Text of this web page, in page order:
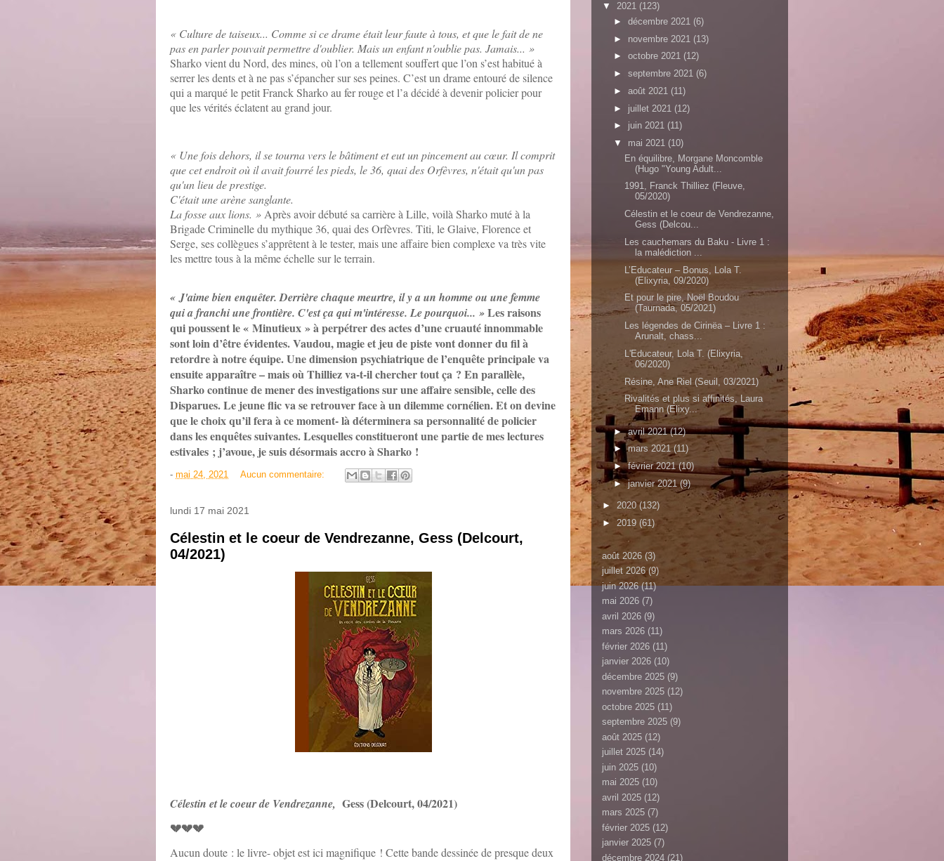
« Culture de taiseux... Comme si ce drame était leur faute à tous, et que le fait de ne
pas en parler pouvait permettre d'oublier. Mais un enfant n'oublie pas. Jamais... »
Sharko vient du Nord, des mines, où l’on a tellement souffert que l’on s’est habitué à
serrer les dents et à ne pas s’épancher sur ses peines. C’est un drame entouré de silence
qui a marqué le petit Franck Sharko au fer rouge et l’a décidé à devenir policier pour
que les vérités éclatent au grand jour.
« Une fois dehors, il se tourna vers le bâtiment et eut un pincement au cœur. Il comprit
que cet endroit où il avait fourré les pieds, le 36, quai des Orfèvres, n'était qu'un pas
qu'un lieu de prestige.
C'était une arène sanglante.
La fosse aux lions. » Après avoir débuté sa carrière à Lille, voilà Sharko muté à la
Brigade Criminelle du mythique 36, quai des Orfèvres. Titi, le Glaive, Florence et
Serge, ses collègues s’apprêtent à le tester, mais une affaire bien complexe va très vite
les mettre tous à la même échelle sur le terrain.
« J'aime bien enquêter. Derrière chaque meurtre, il y a un homme ou une femme
qui a franchi une frontière. C'est ça qui m'intéresse. Le pourquoi... »Les raisons
qui poussent le « Minutieux » à perpétrer des actes d’une cruauté innommable
sont loin d’être évidentes. Vaudou, magie et jeu de piste vont donner du fil à
retordre à notre équipe. Une dimension psychiatrique de l’enquête principale va
ensuite apparaître – mais où Thilliez va-t-il chercher tout ça ? En parallèle,
Sharko continue de mener des investigations sur une affaire sensible, celle des
Disparues. Le jeune flic va se retrouver face à un dilemme cornélien. Et on devine
que le choix qu’il fera à ce moment- là déterminera sa personnalité de policier
dans les enquêtes suivantes. Lesquelles constitueront une partie de mes lectures
estivales ; j’avoue, je suis désormais accro à Sharko !
- mai 24, 2021 Aucun commentaire:
lundi 17 mai 2021
Célestin et le coeur de Vendrezanne, Gess (Delcourt,
04/2021)
Célestin et le coeur de Vendrezanne, Gess (Delcourt, 04/2021)
💔💔💔
Aucun doute : le livre- objet est ici magnifique ! Cette bande dessinée de presque deux
▼ 2021 (123)
► décembre 2021 (6)
► novembre 2021 (13)
► octobre 2021 (12)
► septembre 2021 (6)
► août 2021 (11)
► juillet 2021 (12)
► juin 2021 (11)
▼ mai 2021 (10)
En équilibre, Morgane Moncomble
(Hugo "Young Adult...
1991, Franck Thilliez (Fleuve,
05/2020)
Célestin et le coeur de Vendrezanne,
Gess (Delcou...
Les cauchemars du Baku - Livre 1 :
la malédiction ...
L’Educateur – Bonus, Lola T.
(Elixyria, 09/2020)
Et pour le pire, Noël Boudou
(Taurnada, 05/2021)
Les légendes de Cirinëa – Livre 1 :
Arunalt, chass...
L'Educateur, Lola T. (Elixyria,
06/2020)
Résine, Ane Riel (Seuil, 03/2021)
Rivalités et plus si affinités, Laura
Emann (Elixy...
►avril 2021(12)
►mars 2021(11)
►février 2021(10)
►janvier 2021(9)
► 2020(132)
► 2019 (61)
août 2026 (3)
juillet 2026(9)
juin 2026(11)
mai 2026 (7)
avril 2026 (9)
mars 2026 (11)
février 2026 (11)
janvier 2026 (10)
décembre 2025 (9)
novembre 2025 (12)
octobre 2025 (11)
septembre 2025 (9)
août 2025 (12)
juillet 2025 (14)
juin 2025 (10)
mai 2025 (10)
avril 2025 (12)
mars 2025 (7)
février 2025 (12)
janvier 2025 (7)
décembre 2024 (21)